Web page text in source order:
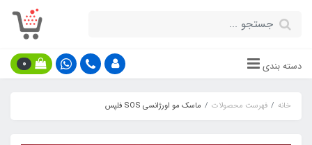
دسته بندی 0
خانه فهرست محصولات ماسک مو اورژانسی SOS فلپس